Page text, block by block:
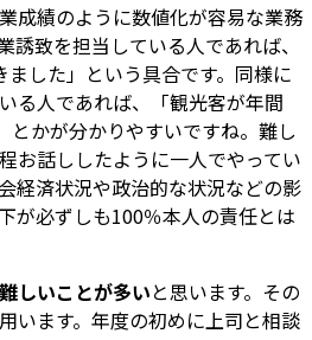
成績のように数値化が容易な業務
誘致を担当している人であれば、
ました」という具合です。同様に
る人であれば、「観光客が年間
とかが分かりやすいですね。難し
お話ししたように一人でやってい
経済状況や政治的な状況などの影
が必ずしも100％本人の責任とは
しいことが多いと思います。その
います。年度の初めに上司と相談